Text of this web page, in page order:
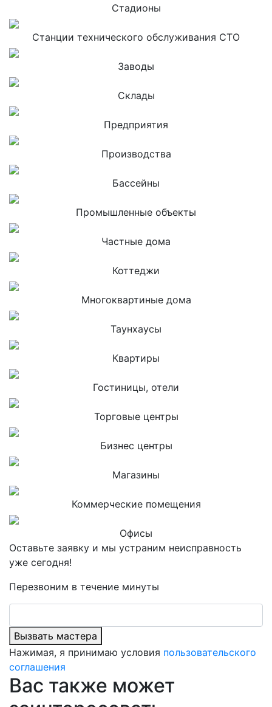
Стадионы
Станции технического обслуживания СТО
Заводы
Склады
Предприятия
Производства
Бассейны
Промышленные объекты
Частные дома
Коттеджи
Многоквартиные дома
Таунхаусы
Квартиры
Гостиницы, отели
Торговые центры
Бизнес центры
Магазины
Коммерческие помещения
Офисы
Оставьте заявку и мы устраним неисправность
уже сегодня!
Перезвоним в течение минуты
Вызвать мастера
Нажимая, я принимаю условия пользовательского
соглашения
Вас также может